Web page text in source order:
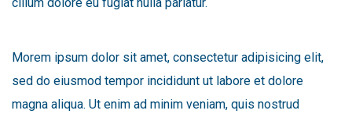
Morem ipsum dolor sit amet, consectetur adipisicing elit,
sed do eiusmod tempor incididunt ut labore et dolore
magna aliqua. Ut enim ad minim veniam, quis nostrud